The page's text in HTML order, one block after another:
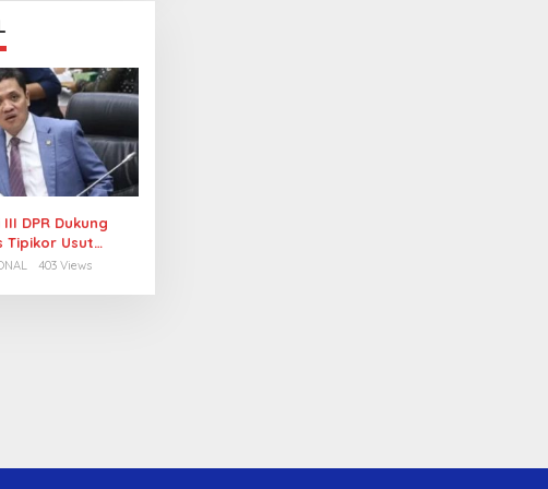
III DPR Dukung
Tipikor Usut
Dugaan Korupsi
403 Views